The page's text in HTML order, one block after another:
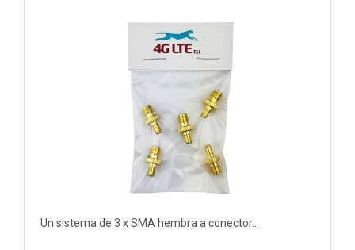
Un sistema de 3 x SMA hembra a conector...